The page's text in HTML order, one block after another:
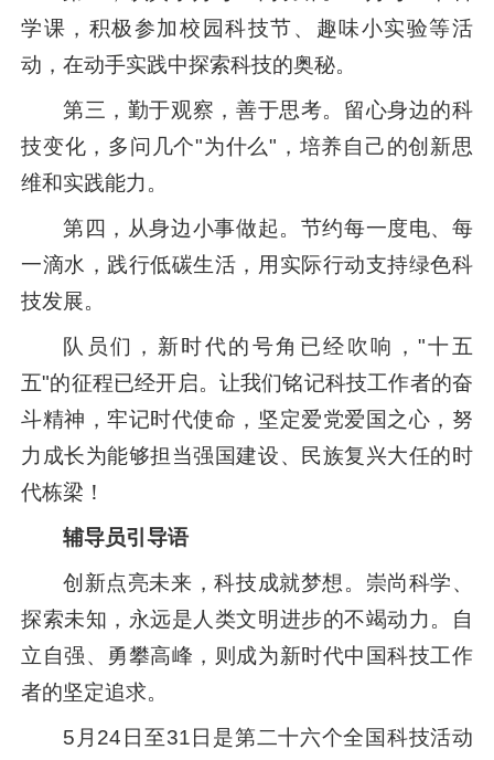
学课，积极参加校园科技节、趣味小实验等活
动，在动手实践中探索科技的奥秘。
第三，勤于观察，善于思考。留心身边的科
技变化，多问几个"为什么"，培养自己的创新思
维和实践能力。
第四，从身边小事做起。节约每一度电、每
一滴水，践行低碳生活，用实际行动支持绿色科
技发展。
队员们，新时代的号角已经吹响，"十五
五"的征程已经开启。让我们铭记科技工作者的奋
斗精神，牢记时代使命，坚定爱党爱国之心，努
力成长为能够担当强国建设、民族复兴大任的时
代栋梁！
辅导员引导语
创新点亮未来，科技成就梦想。崇尚科学、
探索未知，永远是人类文明进步的不竭动力。自
立自强、勇攀高峰，则成为新时代中国科技工作
者的坚定追求。
5月24日至31日是第二十六个全国科技活动